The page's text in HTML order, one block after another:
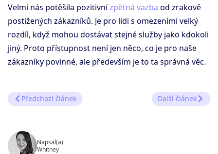
Velmi nás potěšila pozitivnízpětná vazba od zrakově
postižených zákazníků. Je pro lidi s omezeními velký
rozdíl, když mohou dostávat stejné služby jako kdokoli
jiný. Proto přístupnost není jen něco, co je pro naše
zákazníky povinné, ale především je to ta správná věc.
Předchozí článek Další článek
Napsal(a)
Whitney